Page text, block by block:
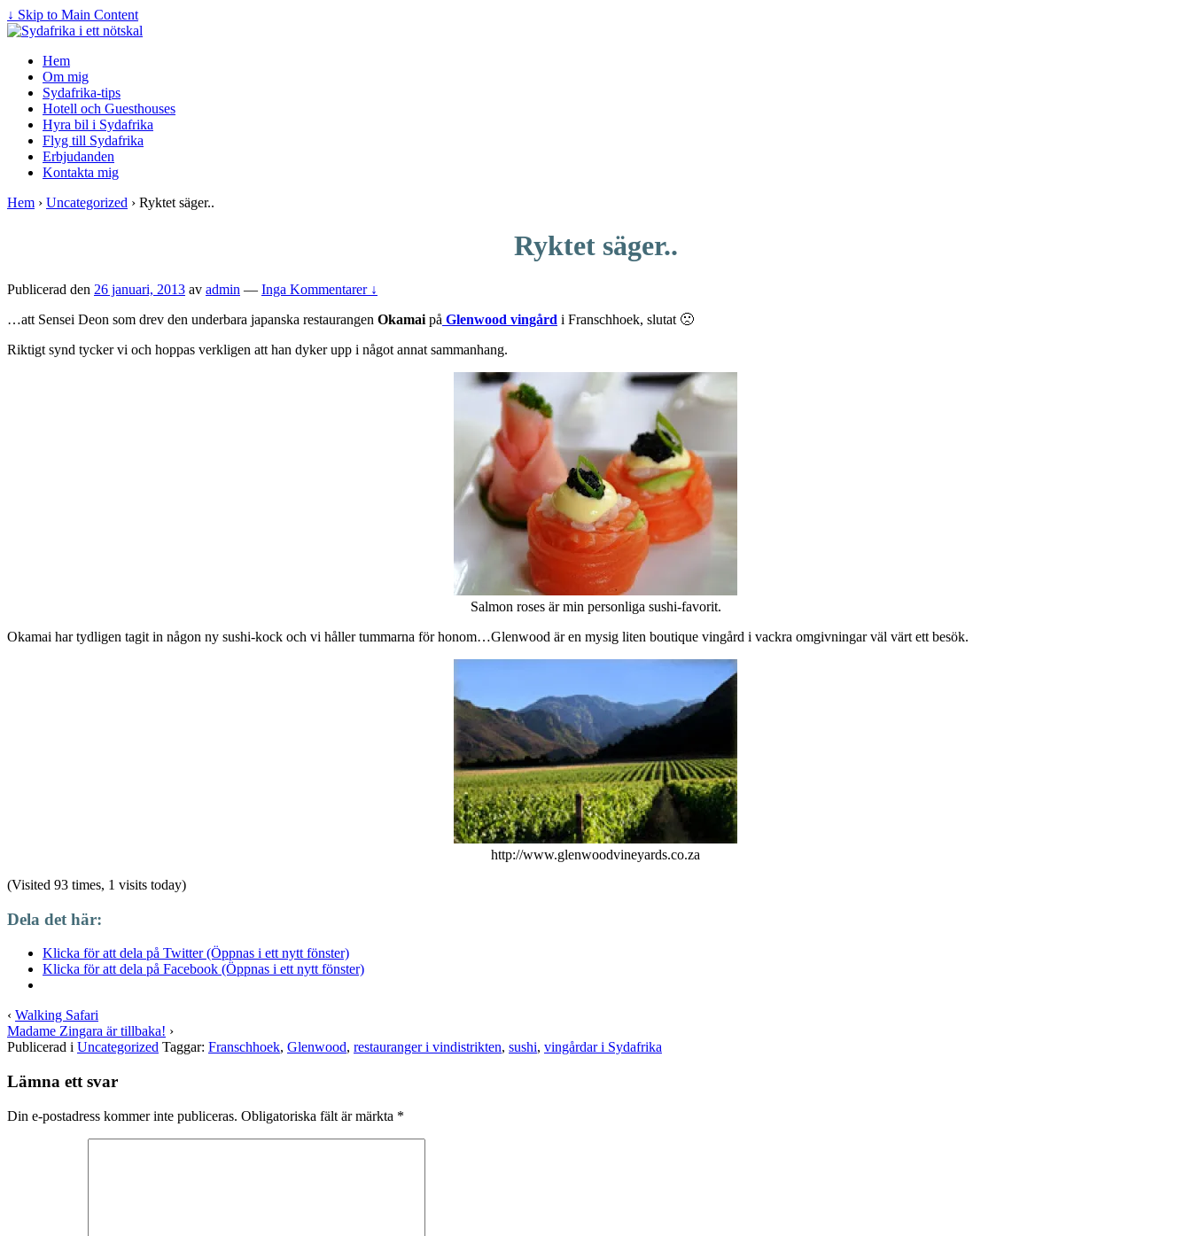
↓ Skip to Main Content
Hem
Om mig
Sydafrika-tips
Hotell och Guesthouses
Hyra bil i Sydafrika
Flyg till Sydafrika
Erbjudanden
Kontakta mig
Hem › Uncategorized › Ryktet säger..
Ryktet säger..
Publicerad den 26 januari, 2013 av admin — Inga Kommentarer ↓
…att Sensei Deon som drev den underbara japanska restaurangen Okamai på Glenwood vingård i Franschhoek, slutat 🙁
Riktigt synd tycker vi och hoppas verkligen att han dyker upp i något annat sammanhang.
Salmon roses är min personliga sushi-favorit.
Okamai har tydligen tagit in någon ny sushi-kock och vi håller tummarna för honom…Glenwood är en mysig liten boutique vingård i vackra omgivningar väl värt ett besök.
http://www.glenwoodvineyards.co.za
(Visited 93 times, 1 visits today)
Dela det här:
Klicka för att dela på Twitter (Öppnas i ett nytt fönster)
Klicka för att dela på Facebook (Öppnas i ett nytt fönster)
‹ Walking Safari
Madame Zingara är tillbaka! ›
Publicerad i Uncategorized Taggar: Franschhoek, Glenwood, restauranger i vindistrikten, sushi, vingårdar i Sydafrika
Lämna ett svar
Din e-postadress kommer inte publiceras. Obligatoriska fält är märkta *